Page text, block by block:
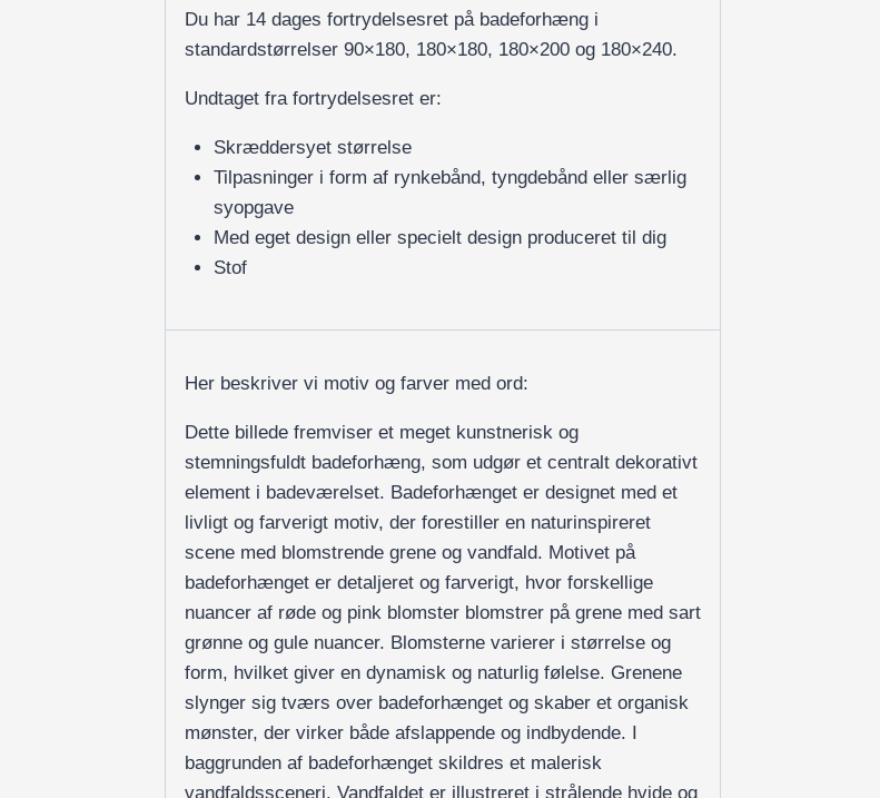
Du har 14 dages fortrydelsesret på badeforhæng i
standardstørrelser 90×180, 180×180, 180×200 og 180×240.
Undtaget fra fortrydelsesret er:
Skræddersyet størrelse
Tilpasninger i form af rynkebånd, tyngdebånd eller særlig
syopgave
Med eget design eller specielt design produceret til dig
Stof
Her beskriver vi motiv og farver med ord:
Dette billede fremviser et meget kunstnerisk og
stemningsfuldt badeforhæng, som udgør et centralt dekorativt
element i badeværelset. Badeforhænget er designet med et
livligt og farverigt motiv, der forestiller en naturinspireret
scene med blomstrende grene og vandfald. Motivet på
badeforhænget er detaljeret og farverigt, hvor forskellige
nuancer af røde og pink blomster blomstrer på grene med sart
grønne og gule nuancer. Blomsterne varierer i størrelse og
form, hvilket giver en dynamisk og naturlig følelse. Grenene
slynger sig tværs over badeforhænget og skaber et organisk
mønster, der virker både afslappende og indbydende. I
baggrunden af badeforhænget skildres et malerisk
vandfaldssceneri. Vandfaldet er illustreret i strålende hvide og